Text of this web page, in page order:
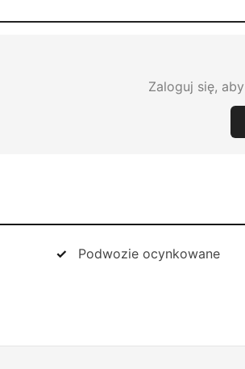
Zaloguj się,
Podwozie ocynkowane